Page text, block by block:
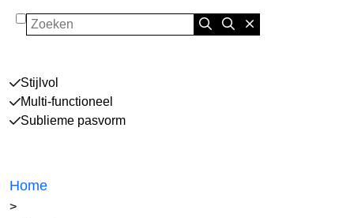
Zoeken
Stijlvol
Multi-functioneel
Sublieme pasvorm
Home
>